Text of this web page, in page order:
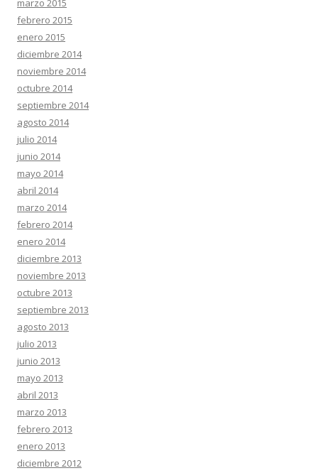
marzo 2015
febrero 2015
enero 2015
diciembre 2014
noviembre 2014
octubre 2014
septiembre 2014
agosto 2014
julio 2014
junio 2014
mayo 2014
abril 2014
marzo 2014
febrero 2014
enero 2014
diciembre 2013
noviembre 2013
octubre 2013
septiembre 2013
agosto 2013
julio 2013
junio 2013
mayo 2013
abril 2013
marzo 2013
febrero 2013
enero 2013
diciembre 2012